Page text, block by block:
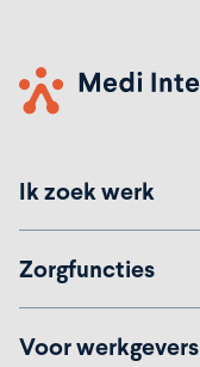
Ik zoek werk
Zorgfuncties
Voor werkgevers